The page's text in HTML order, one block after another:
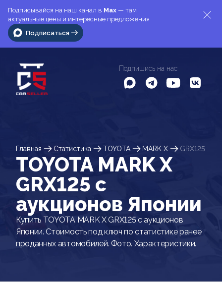
Подписывайся на наш канал в Max — там
актуальные цены и интересные предложения
Подписаться
Подпишись на нас
Главная Статистика TOYOTA MARK X GRX125
TOYOTA MARK X
GRX125 c
аукционов Японии
Купить TOYOTA MARK X GRX125 с аукционов
Японии. Стоимость под ключ по статистике ранее
проданных автомобилей. Фото. Характеристики.